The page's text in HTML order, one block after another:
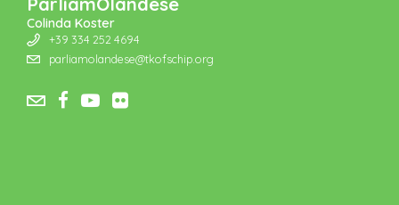
Colinda Koster
+39 334 252 4694
parliamolandese@tkofschip.org